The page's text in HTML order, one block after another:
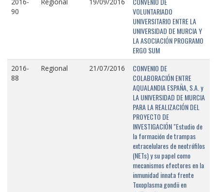
90
VOLUNTARIADO
UNIVERSITARIO ENTRE LA
UNIVERSIDAD DE MURCIA Y
LA ASOCIACIÓN PROGRAMO
ERGO SUM
2016-
88
Regional 21/07/2016
CONVENIO DE
COLABORACIÓN ENTRE
AQUALANDIA ESPAÑA, S.A. y
LA UNIVERSIDAD DE MURCIA
PARA LA REALIZACIÓN DEL
PROYECTO DE
INVESTIGACIÓN "Estudio de
la formación de trampas
extracelulares de neotrófilos
(NETs) y su papel como
mecanismos efectores en la
inmunidad innata frente
Toxoplasma gondii en